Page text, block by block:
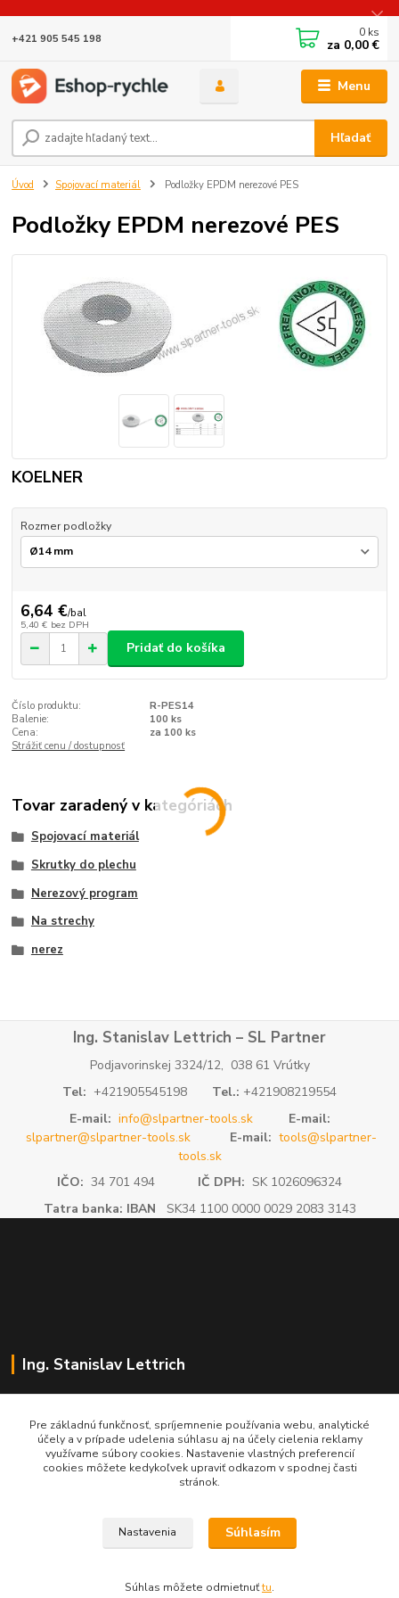
Menu
Hľadať
+421 905 545 198 0 ks
za 0,00 €
Úvod Spojovací materiál Podložky EPDM nerezové PES
Podložky EPDM nerezové PES
KOELNER
Rozmer podložky
6,64 €/bal
5,40 € bez DPH
Pridať do košíka
Číslo produktu:
R-PES14
Balenie:
100 ks
Cena:
za 100 ks
Strážiť cenu / dostupnosť
Tovar zaradený v kategóriách
Spojovací materiál
Skrutky do plechu
Nerezový program
Na strechy
nerez
Ing. Stanislav Lettrich – SL Partner
Podjavorinskej 3324/12, 038 61 Vrútky
Tel: +421905545198 Tel.: +421908219554
E-mail: info@slpartner-tools.sk
E-mail:
slpartner@slpartner-tools.sk
E-mail: tools@slpartner-
tools.sk
IČO: 34 701 494 IČ DPH: SK 1026096324
Tatra banka: IBAN SK34 1100 0000 0029 2083 3143
Ing. Stanislav Lettrich
+421 905 545 198
NONSTOP
Pre základnú funkčnosť, spríjemnenie používania webu, analytické
účely a v prípade udelenia súhlasu aj na účely cielenia reklamy
využívame súbory cookies. Nastavenie vlastných preferencií
cookies môžete kedykoľvek upraviť odkazom v spodnej časti
stránok.
Nastavenia Súhlasím
Súhlas môžete odmietnuťtu.